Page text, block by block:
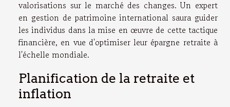
valorisations sur le marché des changes. Un expert
en gestion de patrimoine international saura guider
les individus dans la mise en œuvre de cette tactique
financière, en vue d'optimiser leur épargne retraite à
l'échelle mondiale.
Planification de la retraite et
inflation